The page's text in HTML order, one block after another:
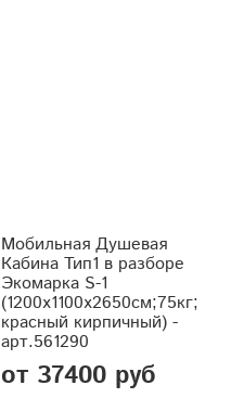
Мобильная Душевая
Кабина Тип1 в разборе
Экомарка S-1
(1200x1100x2650см;75кг;
красный кирпичный) -
арт.561290
от 37400 руб